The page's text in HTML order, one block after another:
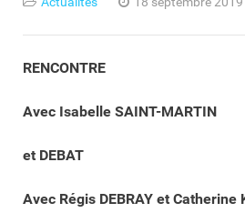
RENCONTRE
Avec Isabelle SAINT-MARTIN
et DEBAT
Avec Régis DEBRAY et Catherine